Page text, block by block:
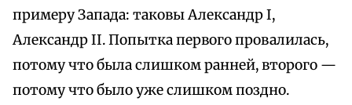
примеру Запада: таковы Александр I,
Александр II. Попытка первого провалилась,
потому что была слишком ранней, второго —
потому что было уже слишком поздно.